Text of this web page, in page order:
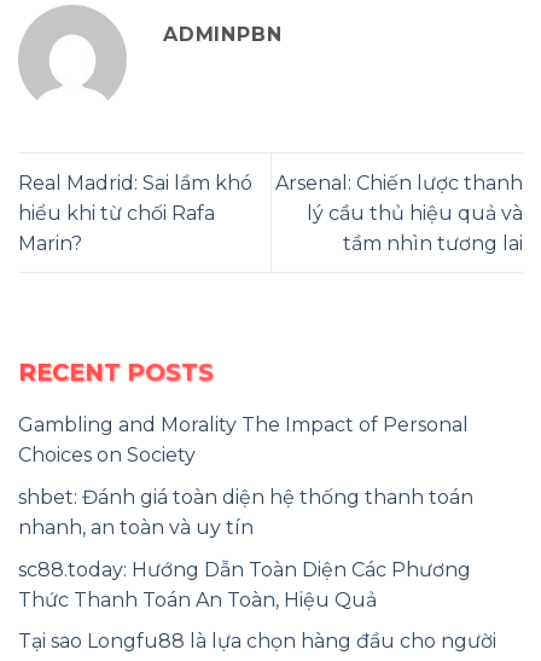
ADMINPBN
Real Madrid: Sai lầm khó
hiểu khi từ chối Rafa
Marin?
Arsenal: Chiến lược thanh
lý cầu thủ hiệu quả và
tầm nhìn tương lai
RECENT POSTS
Gambling and Morality The Impact of Personal
Choices on Society
shbet: Đánh giá toàn diện hệ thống thanh toán
nhanh, an toàn và uy tín
sc88.today: Hướng Dẫn Toàn Diện Các Phương
Thức Thanh Toán An Toàn, Hiệu Quả
Tại sao Longfu88 là lựa chọn hàng đầu cho người